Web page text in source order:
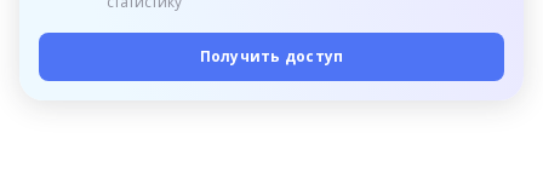
Получить доступ